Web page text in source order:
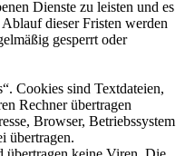
Dienste zu leisten und es
dieser Fristen werden
gesperrt oder
Cookies sind Textdateien,
Rechner übertragen
Browser, Betriebssystem
übertragen.